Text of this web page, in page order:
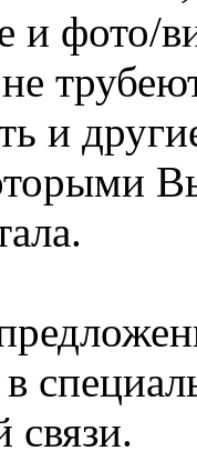
и фото/
и
связи.